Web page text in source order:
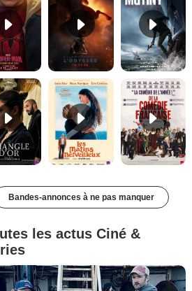
Les Matins merveilleux Bande-annonce VF De la Comédie-Française Teaser VF
Bandes-annonces à ne pas manquer
les actus Ciné &